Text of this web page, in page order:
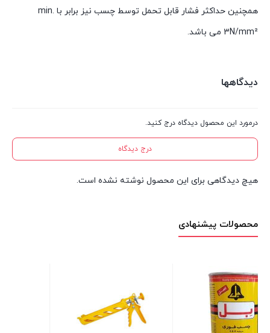
همچنین حداکثر فشار قابل تحمل توسط چسب نیز برابر با min.
3N/mm² می باشد.
دیدگاهها
درمورد این محصول دیدگاه درج کنید.
درج دیدگاه
هیچ دیدگاهی برای این محصول نوشته نشده است.
محصولات پیشنهادی